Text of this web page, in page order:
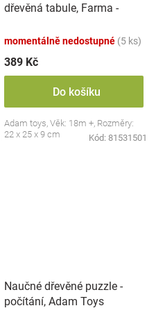
dřevěná tabule, Farma -
momentálně nedostupné (5 ks)
389 Kč
Do košíku
Adam toys, Věk: 18m +, Rozměry:
22 x 25 x 9 cm
Kód: 81531501
Naučné dřevěné puzzle -
počítání, Adam Toys